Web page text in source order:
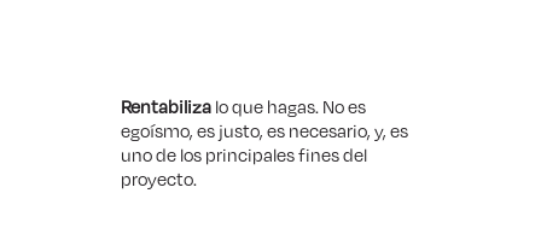
Rentabilizalo que hagas. No es
egoísmo, es justo, es necesario, y, es
uno de los principales fines del
proyecto.